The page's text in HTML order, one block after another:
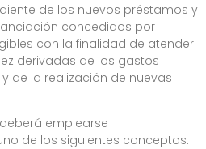
de los nuevos préstamos y
concedidos por
con la finalidad de atender
derivadas de los gastos
de la realización de nuevas
emplearse
de los siguientes conceptos: